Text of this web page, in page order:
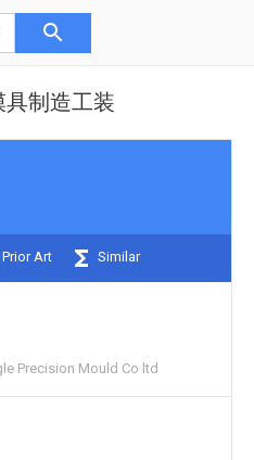
制造工装
Art Similar
Precision Mould Co ltd